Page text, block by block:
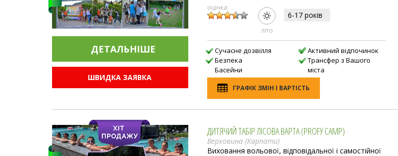
ДЕТАЛЬНIШЕ
ШВИДКА ЗАЯВКА
оцінка:
лiто
6-17 рокiв
Сучасне дозвілля
Безпека
Басейни
Активний відпочинок
Трансфер з Вашого
міста
ГРАФІК ЗМІН І ВАРТІСТЬ
ДИТЯЧИЙ ТАБІР ЛІСОВА ВАРТА (PROFУ CAMP)
Верховина (Карпати)
Виховання вольової, відповідальної і самостійної